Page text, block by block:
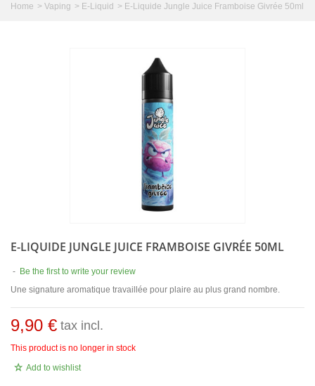
Home > Vaping > E-Liquid > E-Liquide Jungle Juice Framboise Givrée 50ml
E-LIQUIDE JUNGLE JUICE FRAMBOISE GIVRÉE 50ML
- Be the first to write your review
Une signature aromatique travaillée pour plaire au plus grand nombre.
9,90 € tax incl.
This product is no longer in stock
Add to wishlist